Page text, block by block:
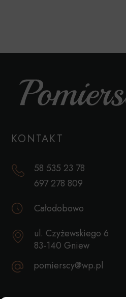
KONTAKT
58 535 23 78
697 278 809
Całodobowo
ul. Czyżewskiego 6
83-140 Gniew
pomierscy@wp.pl